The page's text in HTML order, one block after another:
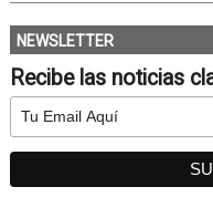
NEWSLETTER
Recibe las noticias